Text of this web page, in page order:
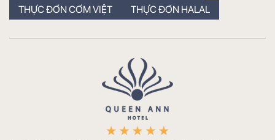
THỰC ĐƠN CƠM VIỆT
THỰC ĐƠN HALAL